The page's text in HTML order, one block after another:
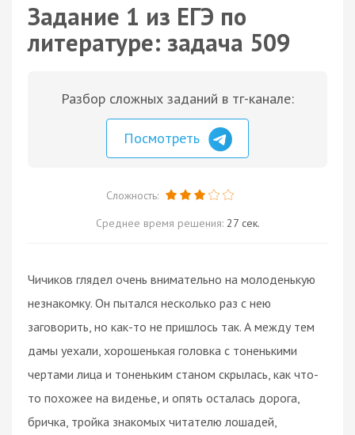
Задание 1 из ЕГЭ по
литературе: задача 509
Разбор сложных заданий в тг-канале:
Посмотреть
Сложность:
Среднее время решения: 27 сек.
Чичиков глядел очень внимательно на молоденькую
незнакомку. Он пытался несколько раз с нею
заговорить, но как-то не пришлось так. А между тем
дамы уехали, хорошенькая головка с тоненькими
чертами лица и тоненьким станом скрылась, как что-
то похожее на виденье, и опять осталась дорога,
бричка, тройка знакомых читателю лошадей,